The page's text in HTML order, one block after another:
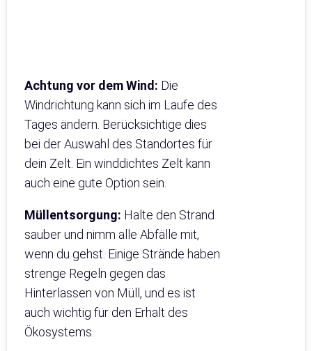
Achtung vor dem Wind: Die
Windrichtung kann sich im Laufe des
Tages ändern. Berücksichtige dies
bei der Auswahl des Standortes für
dein Zelt. Ein winddichtes Zelt kann
auch eine gute Option sein.
Müllentsorgung: Halte den Strand
sauber und nimm alle Abfälle mit,
wenn du gehst. Einige Strände haben
strenge Regeln gegen das
Hinterlassen von Müll, und es ist
auch wichtig für den Erhalt des
Ökosystems.